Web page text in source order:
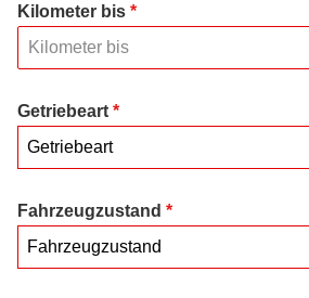
Kilometer bis *
Getriebeart *
Getriebeart
Fahrzeugzustand *
Fahrzeugzustand